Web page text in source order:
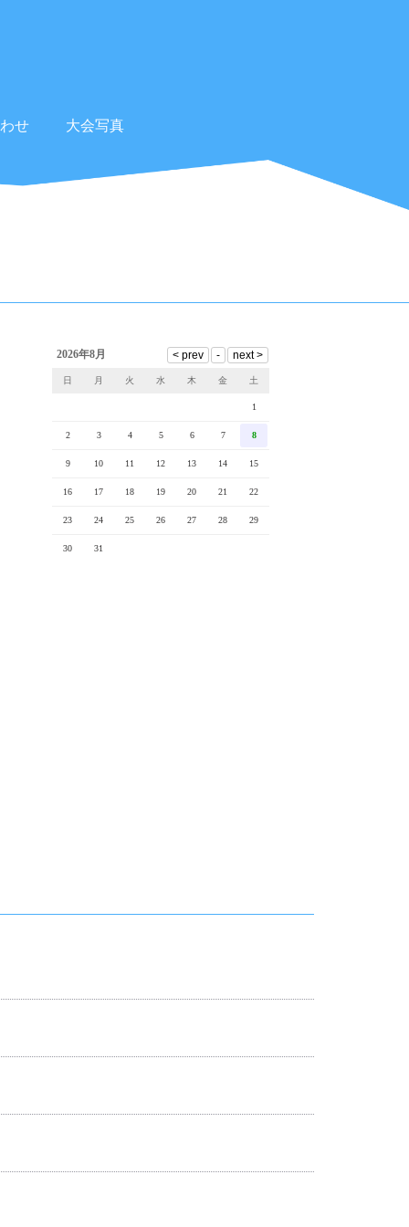
せ 大会写真
2026年8月
日 月 火 水 木 金 土
1
2 3 4 5 6 7 8
9 10 11 12 13 14 15
16 17 18 19 20 21 22
23 24 25 26 27 28 29
30 31